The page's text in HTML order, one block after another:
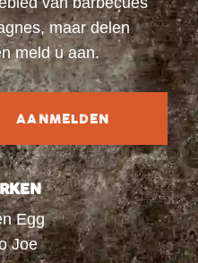
maar delen
meld u aan.
AANMELDEN
Egg
Joe